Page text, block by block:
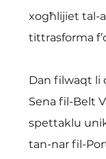
xogħlijiet tal-
tittrasforma
Dan filwaqt li
Sena fil-Belt
spettaklu
tan-nar fil-